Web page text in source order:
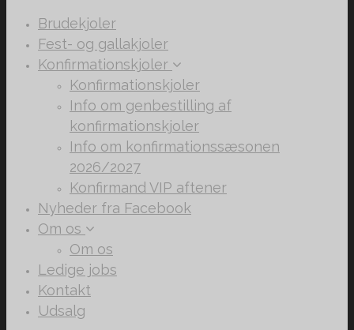
Brudekjoler
Fest- og gallakjoler
Konfirmationskjoler
Konfirmationskjoler
Info om genbestilling af
konfirmationskjoler
Info om konfirmationssæsonen
2026/2027
Konfirmand VIP aftener
Nyheder fra Facebook
Om os
Om os
Ledige jobs
Kontakt
Udsalg